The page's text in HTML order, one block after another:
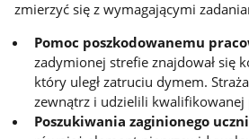
zmierzyć się z wymagającymi
Pomoc poszkodowanemu
zadymionej strefie znajdował się
który uległ zatruciu dymem.
zewnątrz i udzielili kwalifikowanej
Poszukiwania zaginionego